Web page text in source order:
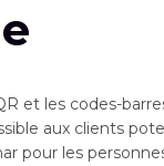
et les codes-
aux clients
pour les